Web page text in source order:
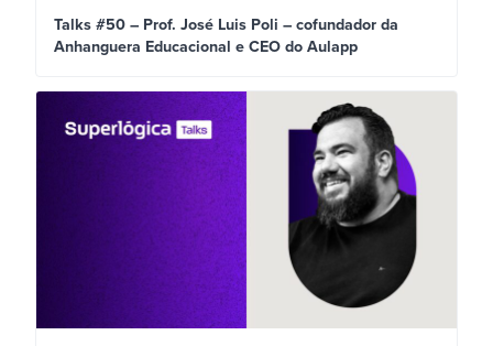
Talks #50 – Prof. José Luis Poli – cofundador da
Anhanguera Educacional e CEO do Aulapp